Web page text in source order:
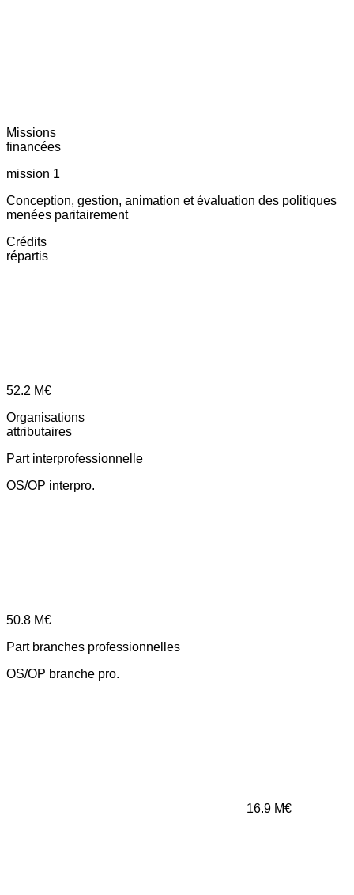
Missions
financées
mission 1
Conception, gestion, animation et évaluation des politiques
menées paritairement
Crédits
répartis
52.2 M€
Organisations
attributaires
Part interprofessionnelle
OS/OP interpro.
50.8 M€
Part branches professionnelles
OS/OP branche pro.
16.9 M€